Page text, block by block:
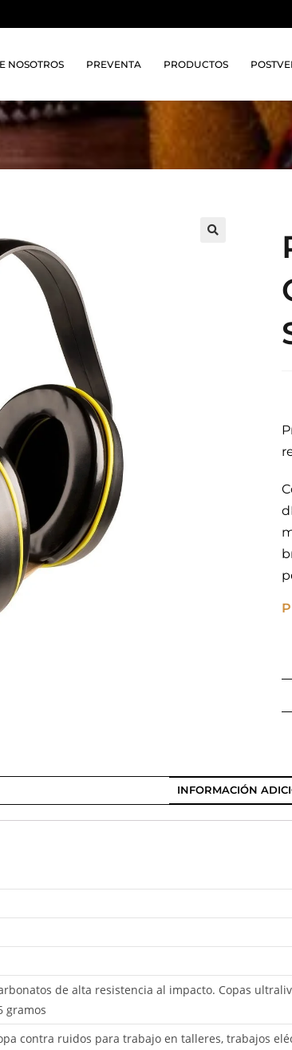
NOSOTROS PREVENTA PRODUCTOS
INFORMACIÓN
de alta resistencia al impacto. Copas
gramos
contra ruidos para trabajo en talleres, trabajos